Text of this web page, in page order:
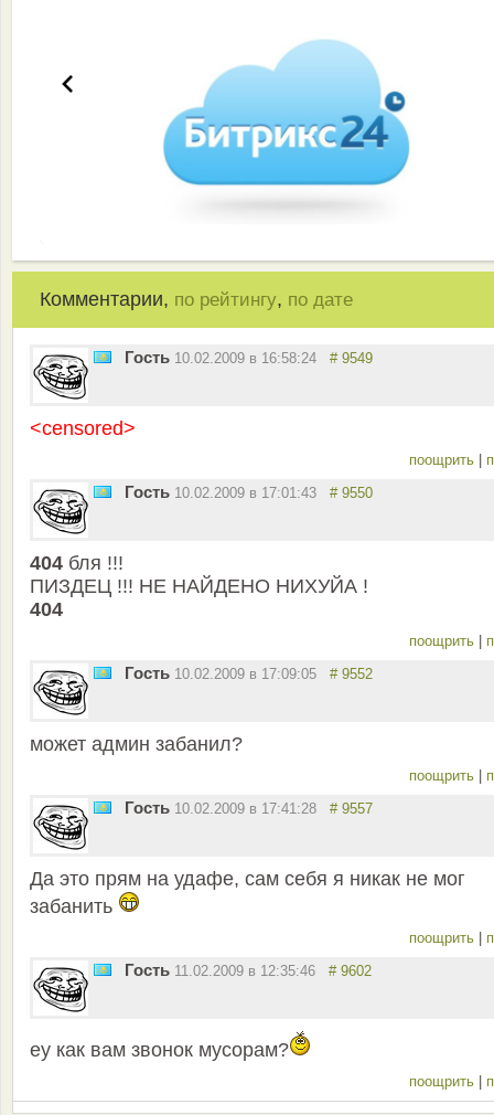
Комментарии, по рейтингу, по дате
Гость 10.02.2009 в 16:58:24 # 9549
<censored>
поощрить
Гость 10.02.2009 в 17:01:43 # 9550
404 бля !!!
ПИЗДЕЦ !!! НЕ НАЙДЕНО НИХУЙА !
404
поощрить
Гость 10.02.2009 в 17:09:05 # 9552
может админ забанил?
поощрить
Гость 10.02.2009 в 17:41:28 # 9557
Да это прям на удафе, сам себя я никак не мог
забанить
поощрить
Гость 11.02.2009 в 12:35:46 # 9602
еу как вам звонок мусорам?
поощрить